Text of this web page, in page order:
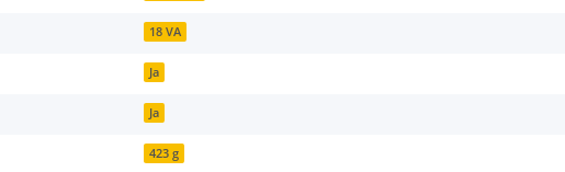
18 VA
Ja
Ja
423 g